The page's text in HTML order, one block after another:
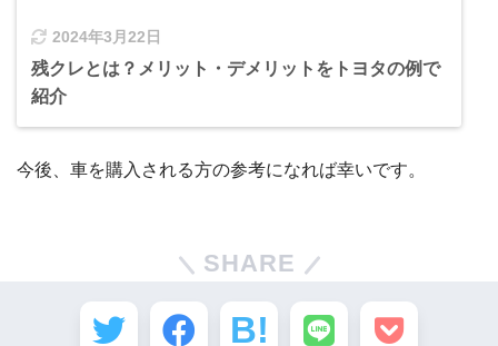
2024年3月22日
残クレとは？メリット・デメリットをトヨタの例で
紹介
今後、車を購入される方の参考になれば幸いです。
SHARE